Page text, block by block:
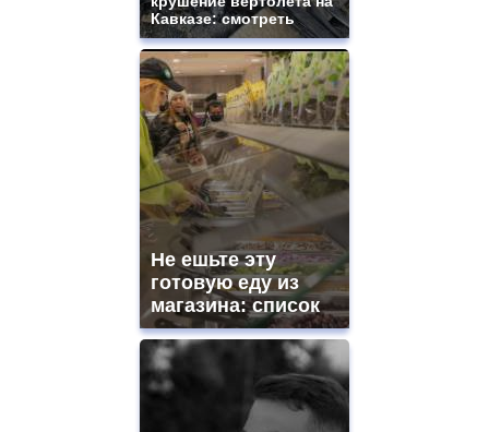
Кавказе: смотреть
Не ешьте эту
готовую еду из
магазина: список